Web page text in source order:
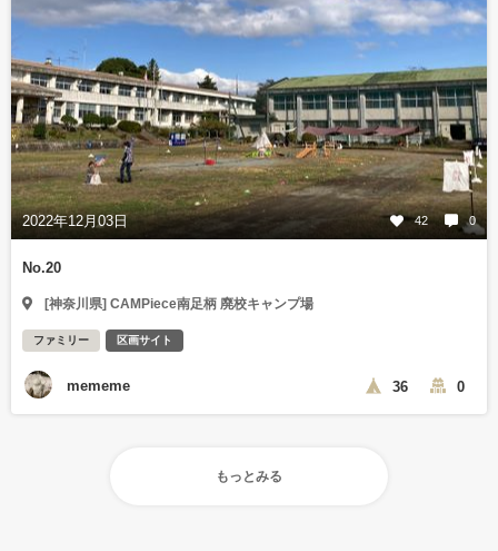
2022年12月03日 42 0
No.20
[神奈川県] CAMPiece南足柄 廃校キャンプ場
ファミリー 区画サイト
mememe 36 0
もっとみる